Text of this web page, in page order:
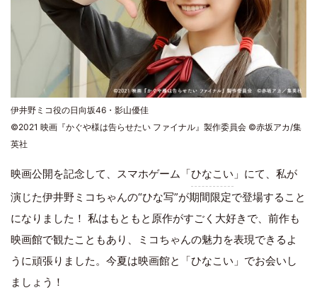
伊井野ミコ役の日向坂46・影山優佳
©2021 映画『かぐや様は告らせたい ファイナル』製作委員会 ©赤坂アカ/集
英社
映画公開を記念して、スマホゲーム「ひなこい 」にて、私が
演じた伊井野ミコちゃんの“ひな写”が期間限定で登場すること
になりました！ 私はもともと原作がすごく大好きで、前作も
映画館で観たこともあり、ミコちゃんの魅力を表現できるよ
うに頑張りました。今夏は映画館と「ひなこい」でお会いし
ましょう！